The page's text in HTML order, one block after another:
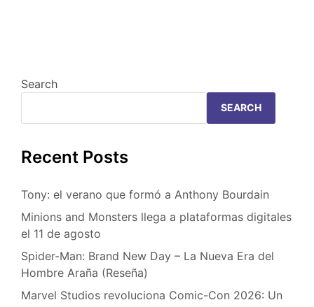
Search
SEARCH
Recent Posts
Tony: el verano que formó a Anthony Bourdain
Minions and Monsters llega a plataformas digitales
el 11 de agosto
Spider-Man: Brand New Day – La Nueva Era del
Hombre Araña (Reseña)
Marvel Studios revoluciona Comic-Con 2026: Un